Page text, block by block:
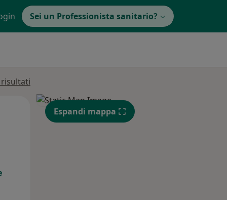
Sei un Professionista sanitario?
Lun, Mar,
11 Ago
Espandi mappa